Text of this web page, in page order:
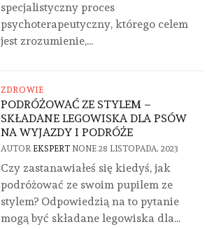
specjalistyczny proces
psychoterapeutyczny, którego celem
jest zrozumienie,...
ZDROWIE
PODRÓŻOWAĆ ZE STYLEM –
SKŁADANE LEGOWISKA DLA PSÓW
NA WYJAZDY I PODRÓŻE
AUTOR EKSPERT NONE 28 LISTOPADA, 2023
Czy zastanawiałeś się kiedyś, jak
podróżować ze swoim pupilem ze
stylem? Odpowiedzią na to pytanie
mogą być składane legowiska dla...